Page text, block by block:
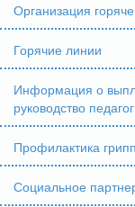
Организация
Горячие линии
Информация о
руководство
Профилактика
Социальное